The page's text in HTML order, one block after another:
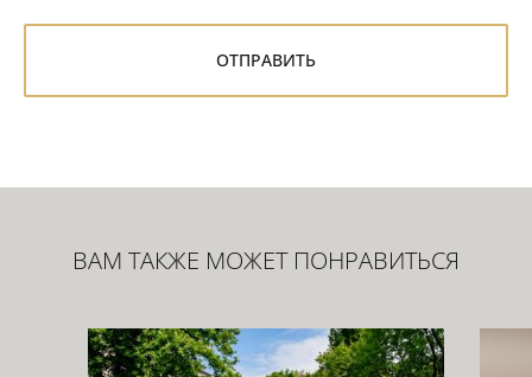
ВАМ ТАКЖЕ МОЖЕТ ПОНРАВИТЬСЯ